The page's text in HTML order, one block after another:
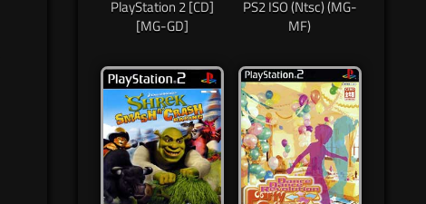
PlayStation 2 [CD]
[MG-GD]
PS2 ISO (Ntsc) (MG-
MF)